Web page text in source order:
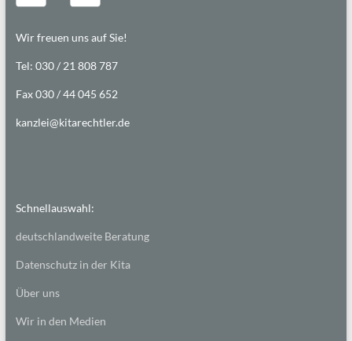
Wir freuen uns auf Sie!
Tel: 030 / 21 808 787
Fax 030 / 44 045 652
kanzlei@kitarechtler.de
Schnellauswahl:
deutschlandweite Beratung
Datenschutz in der Kita
Über uns
Wir in den Medien